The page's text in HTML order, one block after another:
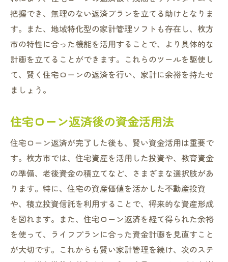
把握でき、無理のない返済プランを立てる助けとなりま
す。また、地域特化型の家計管理ソフトも存在し、枚方
市の特性に合った機能を活用することで、より具体的な
計画を立てることができます。これらのツールを駆使し
て、賢く住宅ローンの返済を行い、家計に余裕を持たせ
ましょう。
住宅ローン返済後の資金活用法
住宅ローン返済が完了した後も、賢い資金活用は重要で
す。枚方市では、住宅資産を活用した投資や、教育資金
の準備、老後資金の積立てなど、さまざまな選択肢があ
ります。特に、住宅の資産価値を活かした不動産投資
や、積立投資信託を利用することで、将来的な資産形成
を図れます。また、住宅ローン返済を経て得られた余裕
を使って、ライフプランに合った資金計画を見直すこと
が大切です。これからも賢い家計管理を続け、次のステ